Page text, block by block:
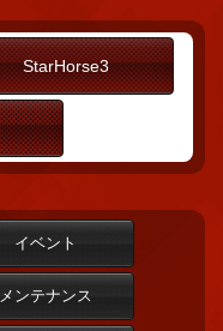
StarHorse3
イベント
メンテナンス